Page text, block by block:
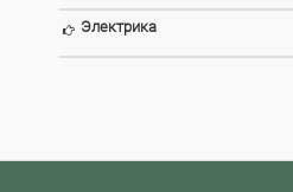
Электрика